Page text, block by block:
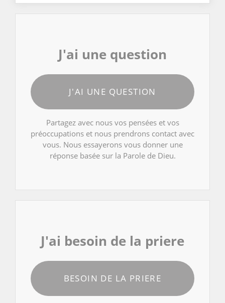
J'ai une question
J'AI UNE QUESTION
Partagez avec nous vos pensées et vos
préoccupations et nous prendrons contact avec
vous. Nous essayerons vous donner une
réponse basée sur la Parole de Dieu.
J'ai besoin de la priere
BESOIN DE LA PRIERE